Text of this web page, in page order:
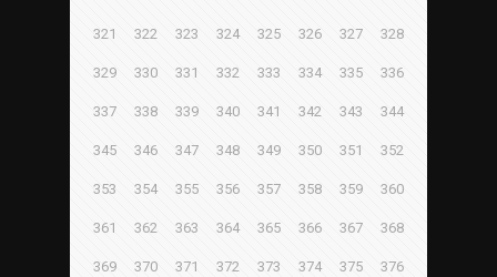
321 322 323 324 325 326 327 328
329 330 331 332 333 334 335 336
337 338 339 340 341 342 343 344
345 346 347 348 349 350 351 352
353 354 355 356 357 358 359 360
361 362 363 364 365 366 367 368
369 370 371 372 373 374 375 376